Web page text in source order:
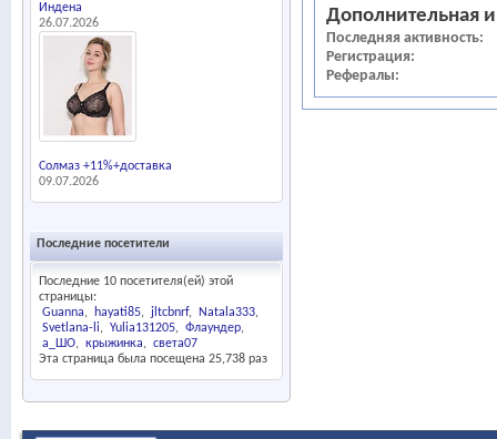
Индена
26.07.2026
Солмаз +11%+доставка
09.07.2026
Последние посетители
Последние 10 посетителя(ей) этой
страницы:
Guanna
hayati85 jltcbnrf
Natala333
Svetlana-li
Yulia131205
Флаундер
а_ШО
крыжинка
света07
Эта страница была посещена 25,738 раз
Дополнительная
Последняя активность
Регистрация
Рефералы